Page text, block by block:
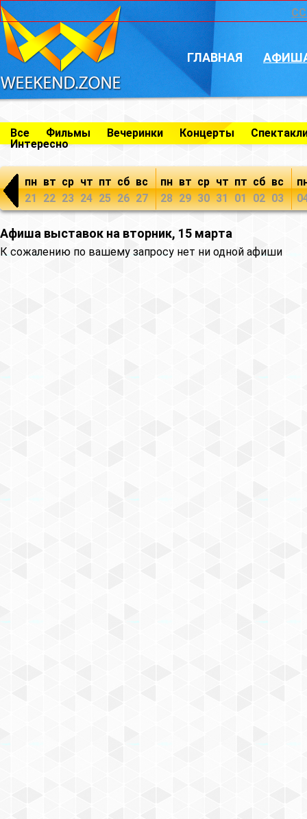
ГЛАВНАЯ
Все Фильмы Вечеринки Концерты
Интересно
пн
21
вт
22
ср
23
чт
24
пт
25
сб
26
вс
27
пн
28
вт
29
ср
30
чт
31
пт
01
сб
02
вс
03
Афиша выставок на вторник, 15 марта
К сожалению по вашему запросу нет ни одной афиши